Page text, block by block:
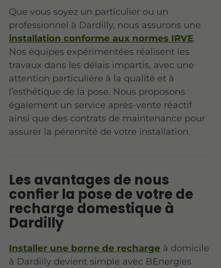
Que vous soyez un particulier ou un
professionnel à Dardilly, nous assurons une
installation conforme aux normes IRVE.
Nos équipes expérimentées réalisent les
travaux dans les délais impartis, avec une
attention particulière à la qualité et à
l’esthétique de la pose. Nous proposons
également un service après-vente réactif
ainsi que des contrats de maintenance pour
assurer la pérennité de votre installation.
Les avantages de nous
confier la pose de votre de
recharge domestique à
Dardilly
Installer une borne de recharge à domicile
à Dardilly devient simple avec BEnergies